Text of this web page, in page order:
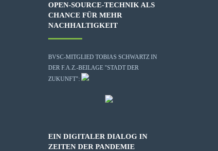
OPEN-SOURCE-TECHNIK ALS
CHANCE FÜR MEHR
NACHHALTIGKEIT
BVSC-MITGLIED TOBIAS SCHWARTZ IN
DER F.A.Z.-BEILAGE "STADT DER
ZUKUNFT":
EIN DIGITALER DIALOG IN
ZEITEN DER PANDEMIE